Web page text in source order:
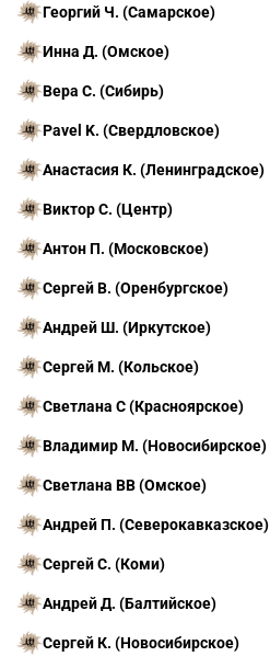
Георгий Ч. (Самарское)
Инна Д. (Омское)
Вера С. (Сибирь)
Pavel K. (Свердловское)
Анастасия К. (Ленинградское)
Виктор С. (Центр)
Антон П. (Московское)
Сергей В. (Оренбургское)
Андрей Ш. (Иркутское)
Сергей М. (Кольское)
Светлана С (Красноярское)
Владимир М. (Новосибирское)
Светлана ВВ (Омское)
Андрей П. (Северокавказское)
Сергей С. (Коми)
Андрей Д. (Балтийское)
Сергей К. (Новосибирское)